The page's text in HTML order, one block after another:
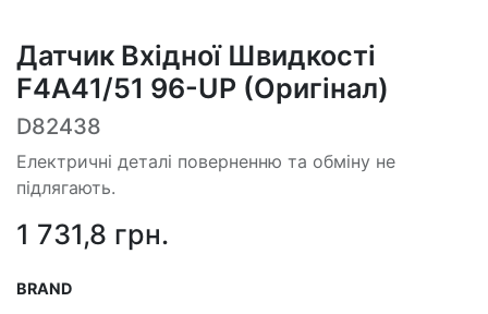
Датчик Вхідної Швидкості
F4A41/51 96-UP (Оригінал)
D82438
Електричні деталі поверненню та обміну не
підлягають.
1 731,8 грн.
BRAND